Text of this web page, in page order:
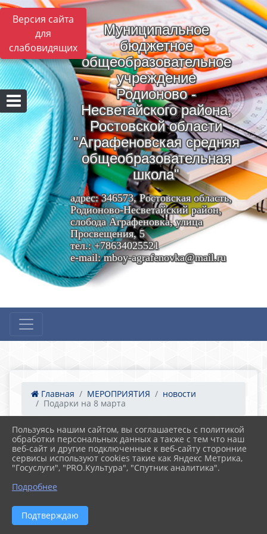
Версия сайта
для
слабовидящих
Муниципальное
бюджетное
общеобразовательное
учреждение
Родионово -
Несветайского района,
Ростовской области
"Аграфеновская средняя
общеобразовательная
школа"
адрес: 346573, Ростовская область,
Родионово-Несветайский район,
слобода Аграфеновка, улица
Просвещения, 5
тел.: +78634025521
e-mail: mboy-agrafenovka@mail.ru
Главная МЕРОПРИЯТИЯ
новости
Подарки на 8 марта
01.03.2021 06:34 18
Подарки на 8 марта
Пользуясь нашим сайтом, вы соглашаетесь с политикой
обработки персональных данных а также с тем что наш
веб-сайт и другие подключенные к веб-сайту сторонние
сервисы используют cookies такие как Яндекс Метрика,
"Госуслуги", "PRO.Культура", "Спутник аналитика".
Подробнее
Подтверждаю